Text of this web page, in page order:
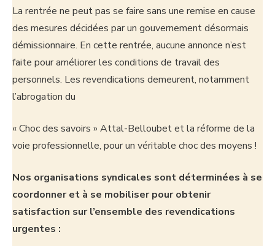
La rentrée ne peut pas se faire sans une remise en cause
des mesures décidées par un gouvernement désormais
démissionnaire. En cette rentrée, aucune annonce n’est
faite pour améliorer les conditions de travail des
personnels. Les revendications demeurent, notamment
l’abrogation du
« Choc des savoirs » Attal-Belloubet et la réforme de la
voie professionnelle, pour un véritable choc des moyens !
Nos organisations syndicales sont déterminées à se
coordonner et à se mobiliser pour obtenir
satisfaction sur l’ensemble des revendications
urgentes :